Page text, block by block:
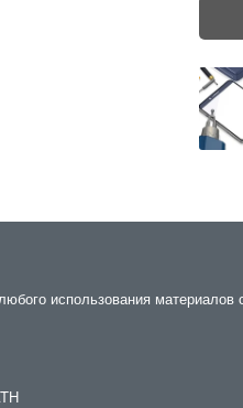
использования материалов